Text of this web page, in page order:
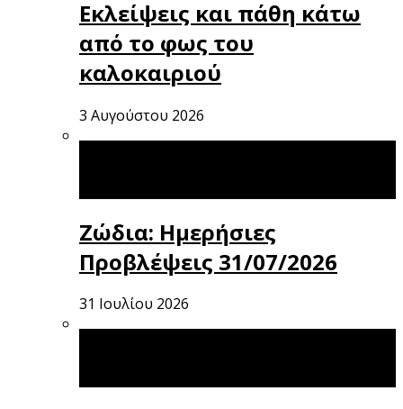
Εκλείψεις και πάθη κάτω
από το φως του
καλοκαιριού
3 Αυγούστου 2026
Ζώδια: Ημερήσιες
Προβλέψεις 31/07/2026
31 Ιουλίου 2026